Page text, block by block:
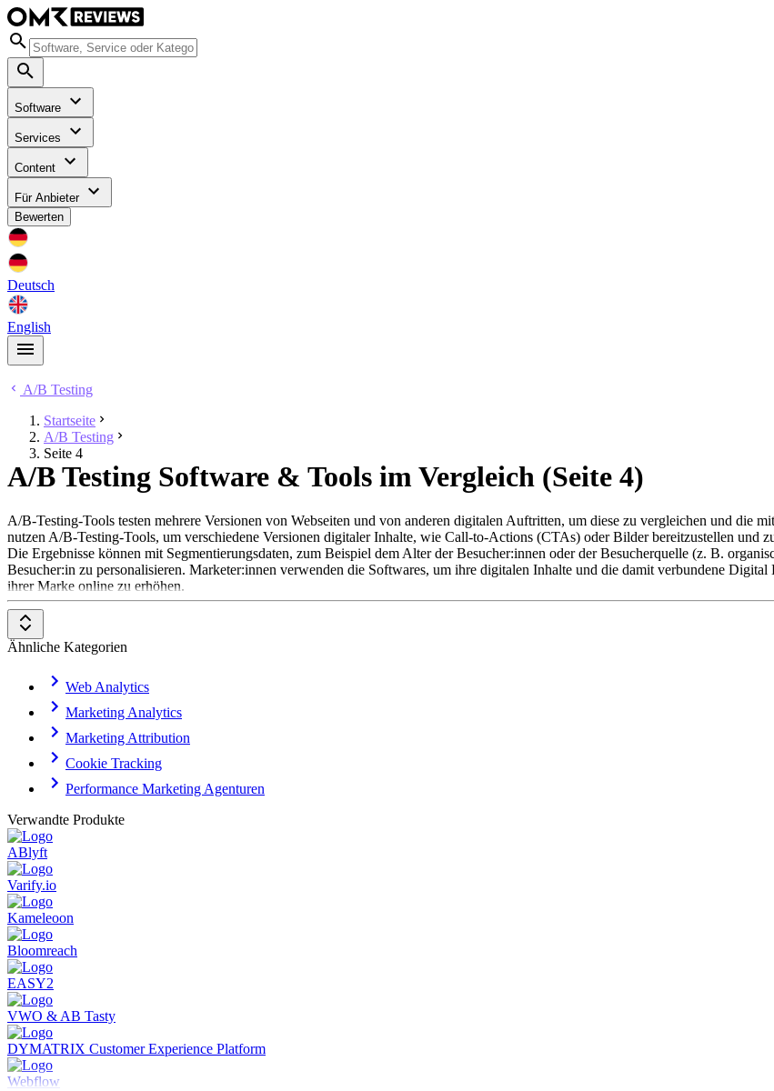
Software
Services
Content
Für Anbieter
Bewerten
Deutsch
English
A/B Testing
Startseite
A/B Testing
Seite 4
A/B Testing Software & Tools im Vergleich (Seite 4)
A/B-Testing-Tools testen mehrere Versionen von Webseiten und von anderen digitalen Auftritten, um diese zu vergleichen und die
nutzen A/B-Testing-Tools, um verschiedene Versionen digitaler Inhalte, wie Call-to-Actions (CTAs) oder Bilder bereitzustellen und
Die Ergebnisse können mit Segmentierungsdaten, zum Beispiel dem Alter der Besucher:innen oder der Besucherquelle (z. B.
Besucher:in zu personalisieren. Marketer:innen verwenden die Softwares, um ihre digitalen Inhalte und die damit verbundene
ihrer Marke online zu erhöhen.
A/B-Testing-Softwares bauen auf der Web-Developement-Infrastruktur und
Nutzerverhalten zu verfolgen.
eines Webinhalts in Echtzeit bereit und mit ihnen lassen sich Split-URL-Experimente durchführen. Außerdem können mithilfe von
Zudem bieten die Tools sowohl Werkzeuge für technische und nicht technische Nutzer:innen zur Durchführung von A/B-Tests.
Ähnliche Kategorien
Web Analytics
Marketing Analytics
Marketing Attribution
Cookie Tracking
Performance Marketing Agenturen
Verwandte Produkte
ABlyft
Varify.io
Kameleoon
Bloomreach
EASY2
VWO & AB Tasty
DYMATRIX Customer Experience Platform
Webflow